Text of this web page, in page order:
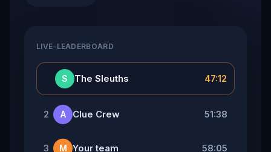
LIVE-LEADERBOARD
S The Sleuths 47:12
2 A Clue Crew 51:38
3 M Your team 58:05